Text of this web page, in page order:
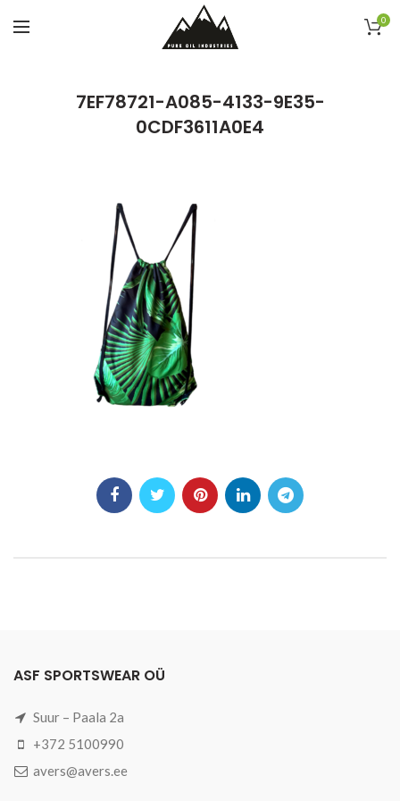
0
7EF78721-A085-4133-9E35-
0CDF3611A0E4
ASF SPORTSWEAR OÜ
Suur – Paala 2a
+372 5100990
avers@avers.ee